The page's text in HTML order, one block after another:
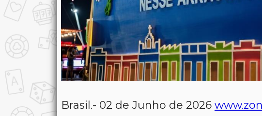
Brasil.- 02 de Junho de 2026